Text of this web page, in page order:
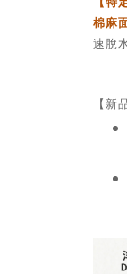
棉麻
速脫
【新